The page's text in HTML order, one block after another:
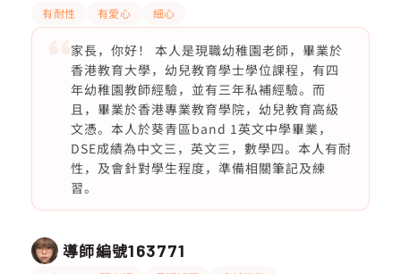
有耐性 有愛心 細心
家長，你好！ 本人是現職幼稚園老師，畢業於
香港教育大學，幼兒教育學士學位課程，有四
年幼稚園教師經驗，並有三年私補經驗。而
且，畢業於香港專業教育學院，幼兒教育高級
文憑。本人於葵青區band 1英文中學畢業，
DSE成績為中文三，英文三，數學四。本人有耐
性，及會針對學生程度，準備相關筆記及練
習。
導師編號163771